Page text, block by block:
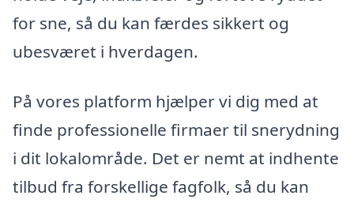
for sne, så du kan færdes sikkert og
ubesværet i hverdagen.
På vores platform hjælper vi dig med at
finde professionelle firmaer til snerydning
i dit lokalområde. Det er nemt at indhente
tilbud fra forskellige fagfolk, så du kan